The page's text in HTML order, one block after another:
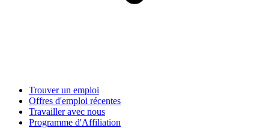
Trouver un emploi
Offres d'emploi récentes
Travailler avec nous
Programme d'Affiliation